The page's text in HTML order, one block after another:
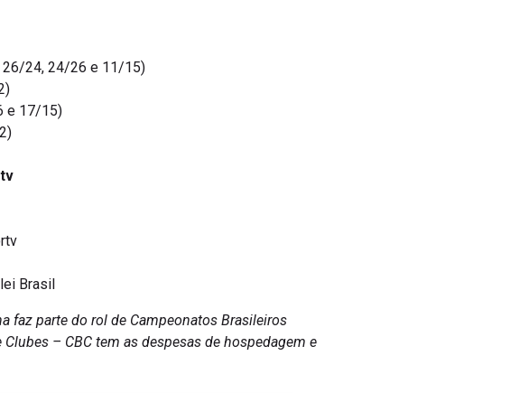
26/24, 24/26 e 11/15)
e 17/15)
Brasil
faz parte do rol de Campeonatos Brasileiros
– CBC tem as despesas de hospedagem e